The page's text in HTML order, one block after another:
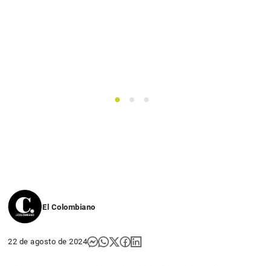
1 2 3
El Colombiano
22 de agosto de 2024